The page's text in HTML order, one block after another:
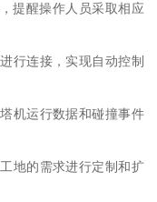
提醒操作人员采取相应
行连接，实现自动控制
机运行数据和碰撞事件
地的需求进行定制和扩